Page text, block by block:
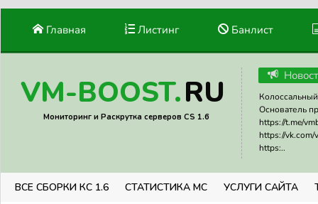
Главная Листинг Банлист
VM-BOOST.RU
Мониторинг и Раскрутка серверов CS 1.6
Основатель
https://t.me/
https://vk.com/
https:..
ВСЕ СБОРКИ КС 1.6 СТАТИСТИКА МС УСЛУГИ САЙТА